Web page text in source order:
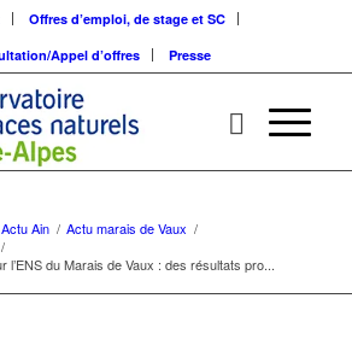
Offres d’emploi, de stage et SC
Appel d’offres
Presse
Actu Ain / Actu marais de Vaux /
/
l’ENS du Marais de Vaux : des résultats pro...